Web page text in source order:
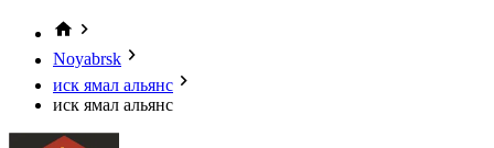
Noyabrsk
иск ямал альянс
иск ямал альянс